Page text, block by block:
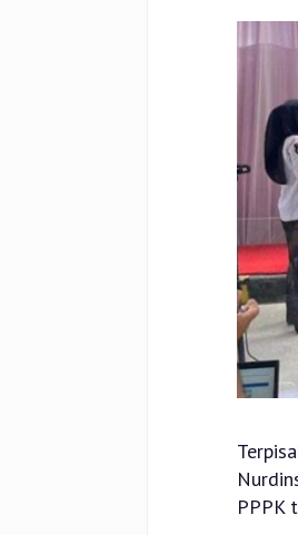
PPPK